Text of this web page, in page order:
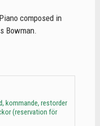
composed in
Bowman.
kommande, restorder
(reservation för